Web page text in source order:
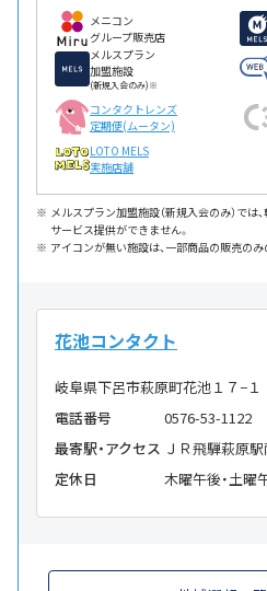
メニコン
グループ販売店
メルスプラン
加盟施設
(新規入会のみ)※
コンタクトレンズ
定期便(ムータン)
LOTO MELS
実施店舗
メルスプラン加盟施設（新規入会のみ）では
サービス提供ができません。
アイコンが無い施設は、一部商品の販売のみ
花池コンタクト
岐阜県下呂市萩原町花池１７−１
電話番号
0576-53-1122
最寄駅・アクセス ＪＲ飛騨萩原
定休日
木曜午後・土曜